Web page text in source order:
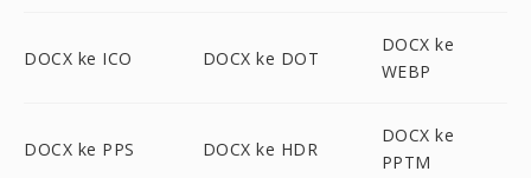
DOCX ke ICO DOCX ke DOT
DOCX ke
WEBP
DOCX ke PPS DOCX ke HDR
DOCX ke
PPTM